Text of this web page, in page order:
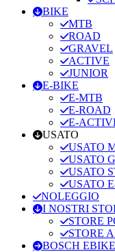
BIKE
MTB
ROAD
GRAVEL
ACTIVE
JUNIOR
E-BIKE
E-MTB
E-ROAD
E-
USATO
USATO
USATO
USATO
USATO
NOLEGGIO
I NOSTRI
STORE
STORE
BOSCH